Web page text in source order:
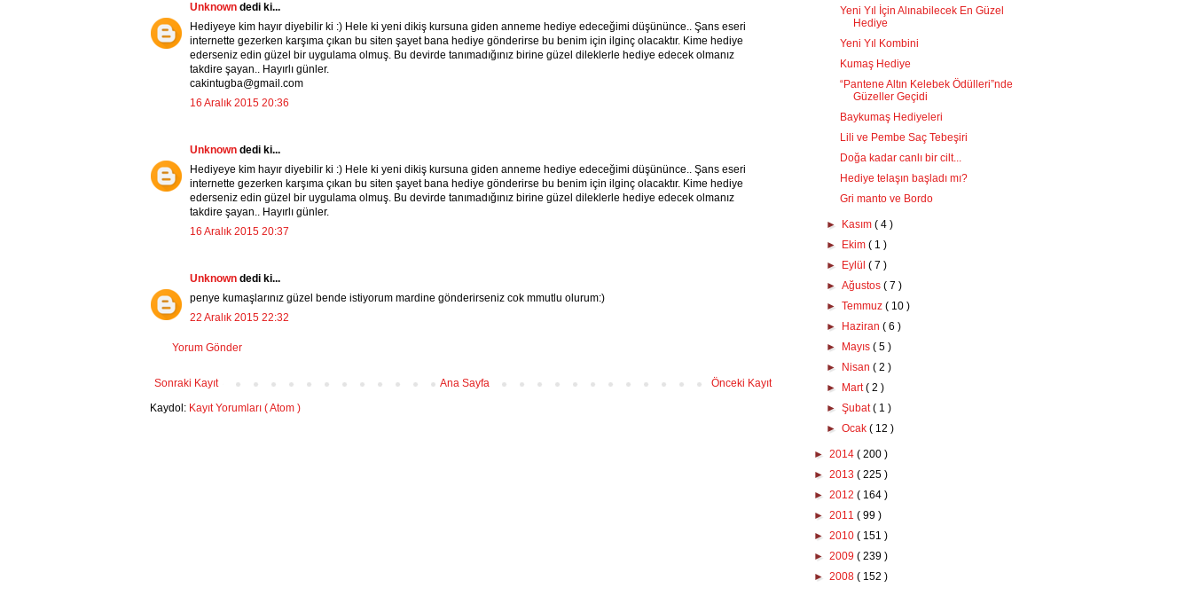
Unknown dedi ki...
Hediyeye kim hayır diyebilir ki :) Hele ki yeni dikiş kursuna giden anneme hediye edeceğimi düşününce.. Şans eseri
internette gezerken karşıma çıkan bu siten şayet bana hediye gönderirse bu benim için ilginç olacaktır. Kime hediye
ederseniz edin güzel bir uygulama olmuş. Bu devirde tanımadığınız birine güzel dileklerle hediye edecek olmanız
takdire şayan.. Hayırlı günler.
cakintugba@gmail.com
16 Aralık 2015 20:36
Unknown dedi ki...
Hediyeye kim hayır diyebilir ki :) Hele ki yeni dikiş kursuna giden anneme hediye edeceğimi düşününce.. Şans eseri
internette gezerken karşıma çıkan bu siten şayet bana hediye gönderirse bu benim için ilginç olacaktır. Kime hediye
ederseniz edin güzel bir uygulama olmuş. Bu devirde tanımadığınız birine güzel dileklerle hediye edecek olmanız
takdire şayan.. Hayırlı günler.
16 Aralık 2015 20:37
Unknown dedi ki...
penye kumaşlarınız güzel bende istiyorum mardine gönderirseniz cok mmutlu olurum:)
22 Aralık 2015 22:32
Yorum Gönder
Sonraki Kayıt Önceki Kayıt
Ana Sayfa
Kaydol: Kayıt Yorumları ( Atom )
Yeni Yıl İçin Alınabilecek En Güzel
Hediye
Yeni Yıl Kombini
Kumaş Hediye
“Pantene Altın Kelebek Ödülleri”nde
Güzeller Geçidi
Baykumaş Hediyeleri
Lili ve Pembe Saç Tebeşiri
Doğa kadar canlı bir cilt...
Hediye telaşın başladı mı?
Gri manto ve Bordo
► Kasım( 4 )
►
Ekim( 1 )
►
Eylül( 7 )
►Ağustos( 7 )
►Temmuz( 10 )
►
Haziran( 6 )
►
Mayıs( 5 )
►
Nisan( 2 )
►
Mart( 2 )
►Şubat( 1 )
►Ocak( 12 )
► 2014 ( 200 )
► 2013 ( 225 )
► 2012 ( 164 )
► 2011 ( 99 )
► 2010 ( 151 )
► 2009 ( 239 )
► 2008 ( 152 )